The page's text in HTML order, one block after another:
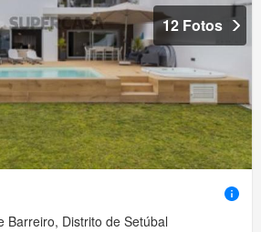
12 Fotos
Barreiro, Distrito de Setúbal